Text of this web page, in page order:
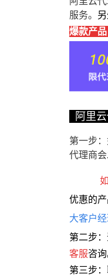
服务。 另
爆款产
阿里
第一步
代理商
优惠的
大客户经
第二步
客服咨询
第三步：